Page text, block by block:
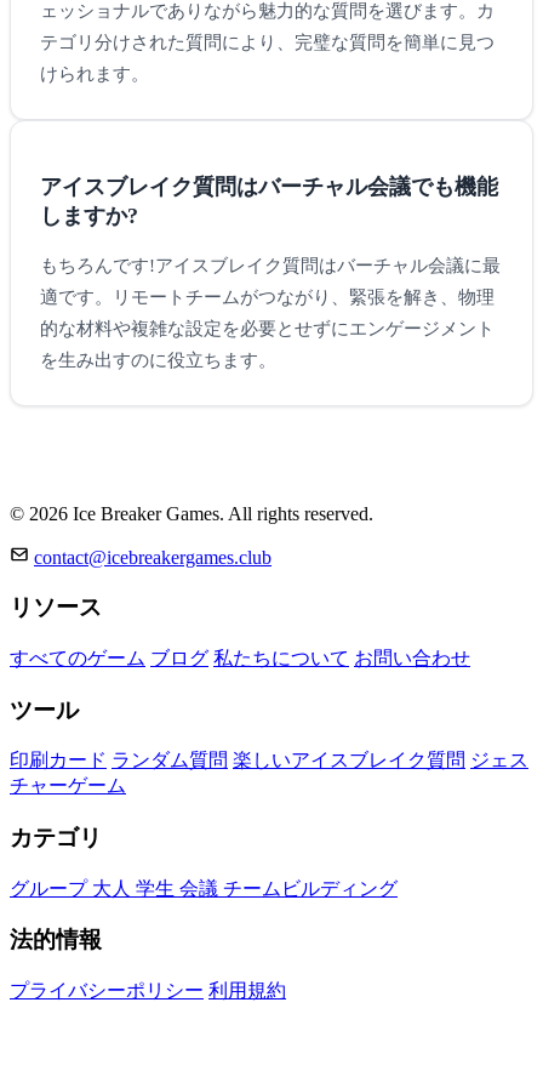
ェッショナルでありながら魅力的な質問を選びます。カ
テゴリ分けされた質問により、完璧な質問を簡単に見つ
けられます。
アイスブレイク質問はバーチャル会議でも機能
しますか?
もちろんです!アイスブレイク質問はバーチャル会議に最
適です。リモートチームがつながり、緊張を解き、物理
的な材料や複雑な設定を必要とせずにエンゲージメント
を生み出すのに役立ちます。
© 2026 Ice Breaker Games. All rights reserved.
contact@icebreakergames.club
リソース
すべてのゲーム ブログ 私たちについて お問い合わせ
ツール
印刷カード ランダム質問 楽しいアイスブレイク質問 ジェス
チャーゲーム
カテゴリ
グループ 大人 学生 会議 チームビルディング
法的情報
プライバシーポリシー 利用規約